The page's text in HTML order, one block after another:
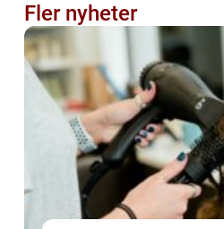
Fler nyheter